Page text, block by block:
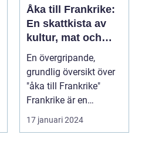
Åka till Frankrike:
En skattkista av
kultur, mat och
historia
En övergripande,
grundlig översikt över
"åka till Frankrike"
Frankrike är en
destination som ofta
17 januari 2024